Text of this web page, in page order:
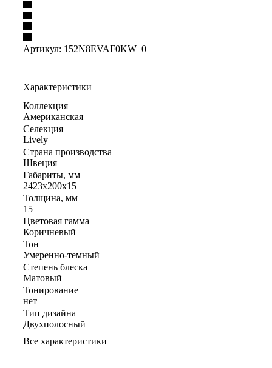
Артикул: 152N8EVAF0KW 0
Характеристики
Коллекция
Американская
Селекция
Lively
Страна производства
Швеция
Габариты, мм
2423x200x15
Толщина, мм
15
Цветовая гамма
Коричневый
Тон
Умеренно-темный
Степень блеска
Матовый
Тонирование
нет
Тип дизайна
Двухполосный
Все характеристики